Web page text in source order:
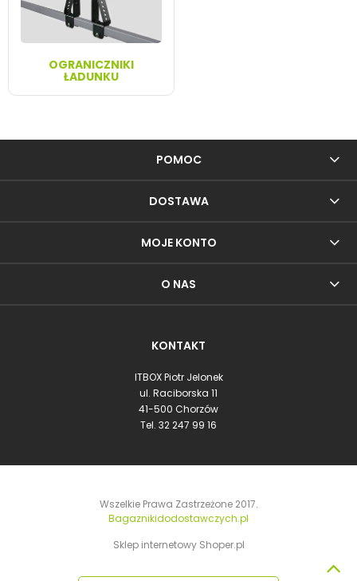
OGRANICZNIKI
ŁADUNKU
POMOC
DOSTAWA
MOJE KONTO
O NAS
KONTAKT
ITBOX Piotr Jelonek
ul. Raciborska 11
41-500 Chorzów
Tel. 32 247 99 16
Wszelkie Prawa Zastrzeżone 2017.
Bagaznikidodostawczych.pl
Sklep internetowy Shoper.pl